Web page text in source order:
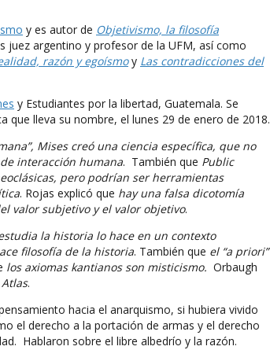
y es autor de Objetivismo, la filosofía
juez argentino y profesor de la UFM, así como
razón y egoísmoy Las contradicciones del
y Estudiantes por la libertad, Guatemala. Se
lleva su nombre, el lunes 29 de enero de 2018.
Mises creó una ciencia específica, que no
interacción humana. También que Public
pero podrían ser herramientas
. Rojas explicó que hay una falsa dicotomía
valor subjetivo y el valor objetivo.
la historia lo hace en un contexto
filosofía de la historia. También que el “a priori”
los axiomas kantianos son misticismo. Orbaugh
.
hacia el anarquismo, si hubiera vivido
el derecho a la portación de armas y el derecho
Hablaron sobre el libre albedrío y la razón.